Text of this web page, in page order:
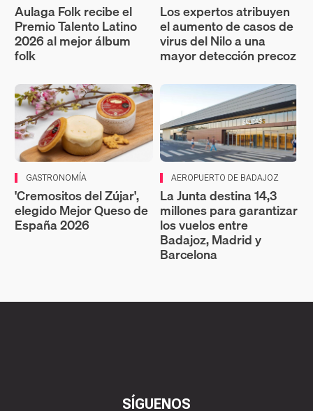
Aulaga Folk recibe el
Premio Talento Latino
2026 al mejor álbum
folk
Los expertos atribuyen
el aumento de casos de
virus del Nilo a una
mayor detección precoz
GASTRONOMÍA
'Cremositos del Zújar',
elegido Mejor Queso de
España 2026
AEROPUERTO DE BADAJOZ
La Junta destina 14,3
millones para garantizar
los vuelos entre
Badajoz, Madrid y
Barcelona
SÍGUENOS